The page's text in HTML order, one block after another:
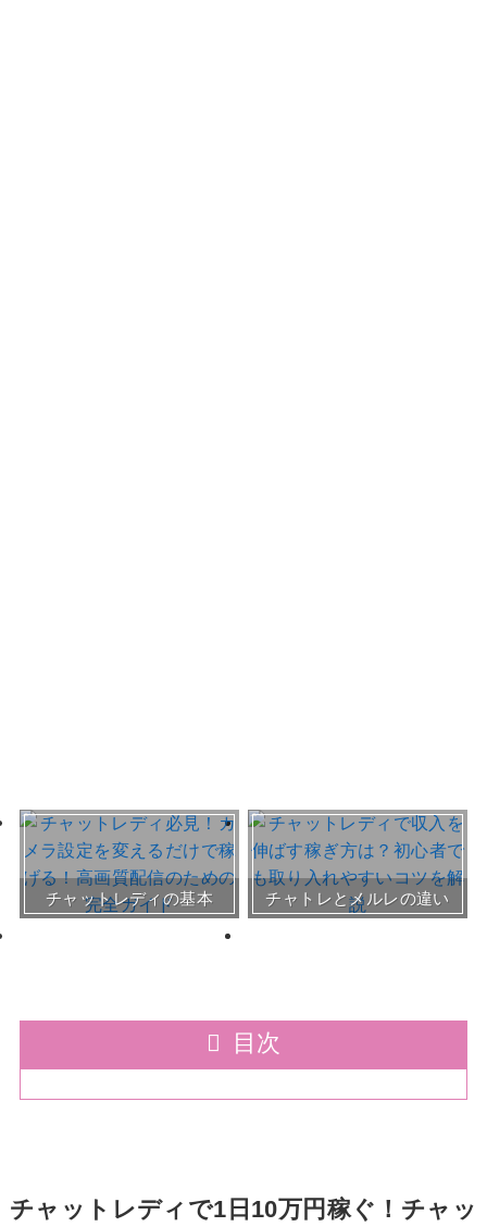
チャットレディの基本 チャトレとメルレの違い
おすすめチャトレ事務所＆
サイト
30～50代向けサイト
目次
チャットレディで1日10万円稼ぐ！チャッ